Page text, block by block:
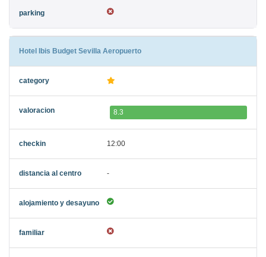
Hotel Ibis Budget Sevilla Aeropuerto
8.3
12:00
-